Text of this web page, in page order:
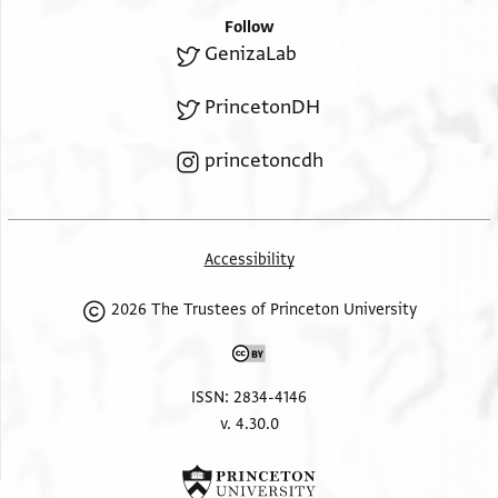
Follow
GenizaLab
PrincetonDH
princetoncdh
Accessibility
2026 The Trustees of Princeton University
ISSN: 2834-4146
v. 4.30.0